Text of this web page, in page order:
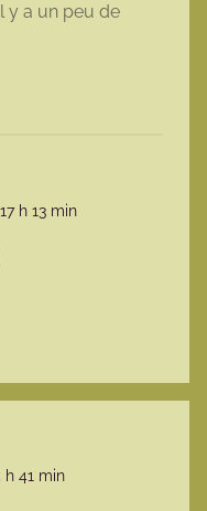
y a un peu de
h 13 min
h 41 min